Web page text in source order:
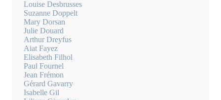
Louise Desbrusses
Suzanne Doppelt
Mary Dorsan
Julie Douard
Arthur Dreyfus
Aiat Fayez
Elisabeth Filhol
Paul Fournel
Jean Frémon
Gérard Gavarry
Isabelle Gil